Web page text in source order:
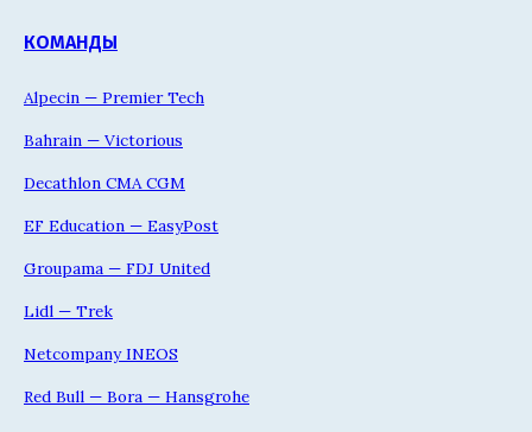
КОМАНДЫ
Alpecin — Premier Tech
Bahrain — Victorious
Decathlon CMA CGM
EF Education — EasyPost
Groupama — FDJ United
Lidl — Trek
Netcompany INEOS
Red Bull — Bora — Hansgrohe